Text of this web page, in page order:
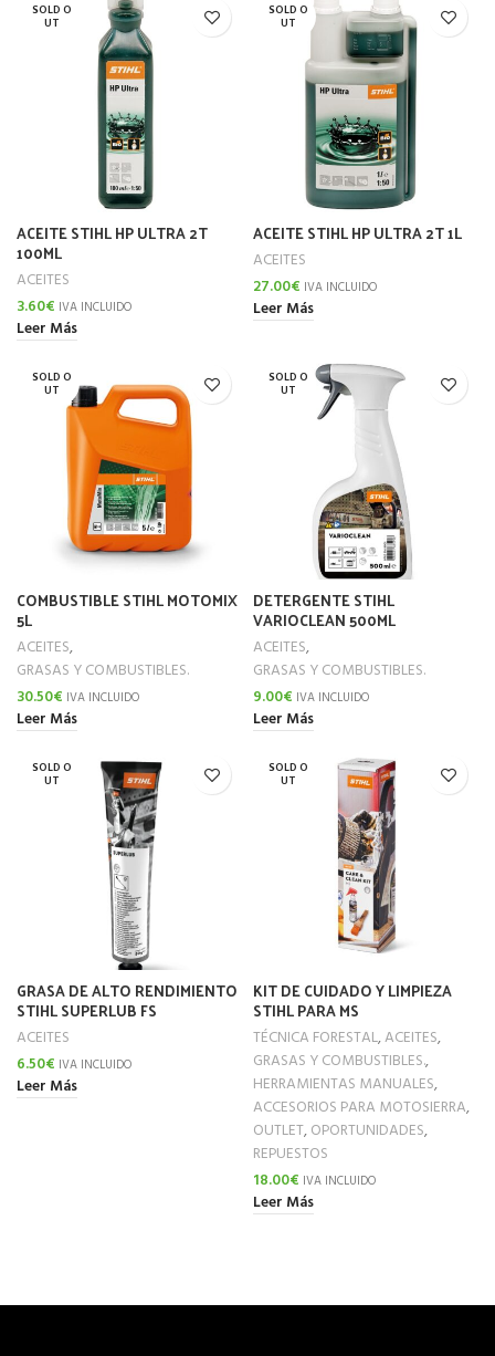
SOLD O
UT
ACEITE STIHL HP ULTRA 2T
100ML
ACEITES
3.60€ IVA INCLUIDO
Leer Más
SOLD O
UT
ACEITE STIHL HP ULTRA 2T 1L
ACEITES
27.00€ IVA INCLUIDO
Leer Más
SOLD O
UT
COMBUSTIBLE STIHL MOTOMIX
5L
ACEITES,
GRASAS Y COMBUSTIBLES.
30.50€ IVA INCLUIDO
Leer Más
SOLD O
UT
DETERGENTE STIHL
VARIOCLEAN 500ML
ACEITES,
GRASAS Y COMBUSTIBLES.
9.00€ IVA INCLUIDO
Leer Más
SOLD O
UT
GRASA DE ALTO RENDIMIENTO
STIHL SUPERLUB FS
ACEITES
6.50€ IVA INCLUIDO
Leer Más
SOLD O
UT
KIT DE CUIDADO Y LIMPIEZA
STIHL PARA MS
TÉCNICA FORESTAL,ACEITES,
GRASAS Y COMBUSTIBLES.,
HERRAMIENTAS MANUALES,
ACCESORIOS PARA MOTOSIERRA,
OUTLET,OPORTUNIDADES,
REPUESTOS
18.00€ IVA INCLUIDO
Leer Más